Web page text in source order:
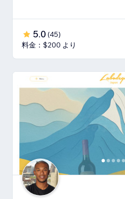
5.0 (45)
料金：$200 より